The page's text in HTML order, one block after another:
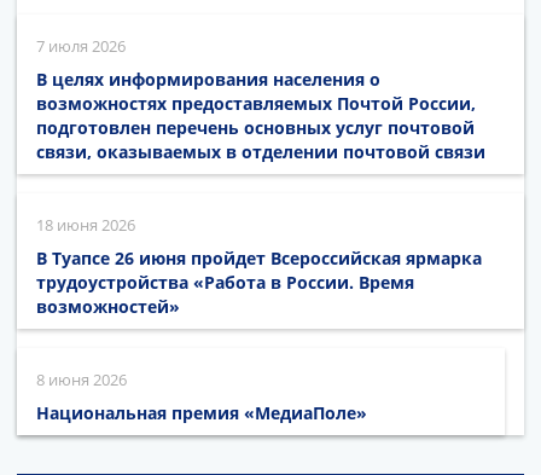
7 июля 2026
В целях информирования населения о
возможностях предоставляемых Почтой России,
подготовлен перечень основных услуг почтовой
связи, оказываемых в отделении почтовой связи
18 июня 2026
В Туапсе 26 июня пройдет Всероссийская ярмарка
трудоустройства «Работа в России. Время
возможностей»
8 июня 2026
Национальная премия «МедиаПоле»